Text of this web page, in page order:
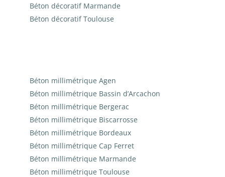
Béton décoratif Marmande
Béton décoratif Toulouse
Béton millimétrique Agen
Béton millimétrique Bassin d’Arcachon
Béton millimétrique Bergerac
Béton millimétrique Biscarrosse
Béton millimétrique Bordeaux
Béton millimétrique Cap Ferret
Béton millimétrique Marmande
Béton millimétrique Toulouse